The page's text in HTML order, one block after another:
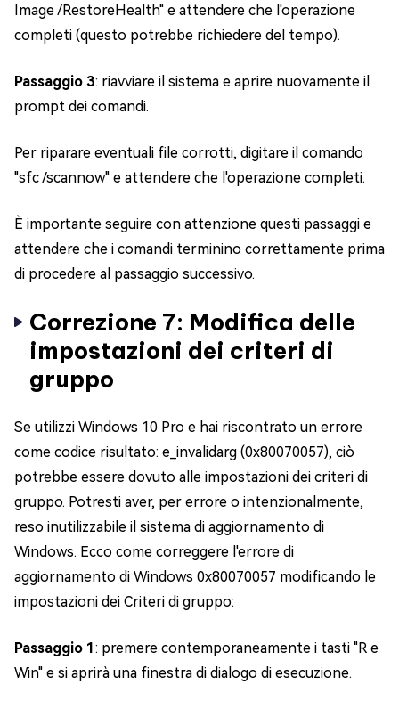
Image /RestoreHealth" e attendere che l'operazione
completi (questo potrebbe richiedere del tempo).
Passaggio 3: riavviare il sistema e aprire nuovamente il
prompt dei comandi.
Per riparare eventuali file corrotti, digitare il comando
"sfc /scannow" e attendere che l'operazione completi.
È importante seguire con attenzione questi passaggi e
attendere che i comandi terminino correttamente prima
di procedere al passaggio successivo.
Correzione 7: Modifica delle
impostazioni dei criteri di
gruppo
Se utilizzi Windows 10 Pro e hai riscontrato un errore
come codice risultato: e_invalidarg (0x80070057), ciò
potrebbe essere dovuto alle impostazioni dei criteri di
gruppo. Potresti aver, per errore o intenzionalmente,
reso inutilizzabile il sistema di aggiornamento di
Windows. Ecco come correggere l'errore di
aggiornamento di Windows 0x80070057 modificando le
impostazioni dei Criteri di gruppo:
Passaggio 1: premere contemporaneamente i tasti "R e
Win" e si aprirà una finestra di dialogo di esecuzione.